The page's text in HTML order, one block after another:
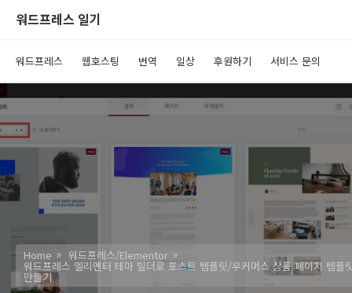
워드프레스 일기
워드프레스 웹호스팅 번역 일상 후원하기 서비스 문의
Home 워드프레스/Elementor
워드프레스 엘리멘터 테마 빌더로 포스트 템플릿/우커머스 상품 페이지 템플
만들기